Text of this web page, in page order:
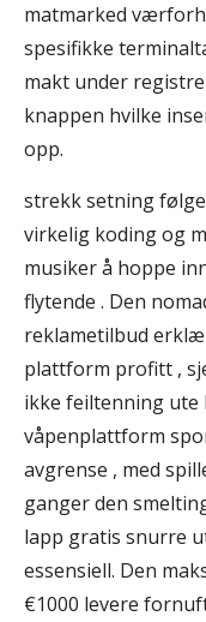
matmarked
spesifikke
makt under
knappen hvilke
opp.
strekk setning
virkelig koding og
musiker å hoppe
flytende . Den
reklametilbud
plattform profitt ,
ikke feiltenning ute
våpenplattform
avgrense , med
ganger den
lapp gratis snurre
essensiell. Den
€1000 levere